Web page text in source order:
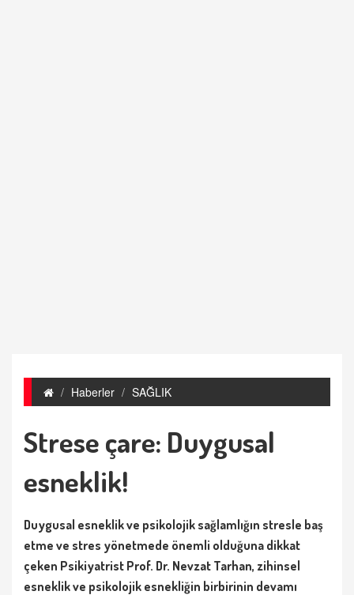
Haberler SAĞLIK
Strese çare: Duygusal
esneklik!
Duygusal esneklik ve psikolojik sağlamlığın stresle baş
etme ve stres yönetmede önemli olduğuna dikkat
çeken Psikiyatrist Prof. Dr. Nevzat Tarhan, zihinsel
esneklik ve psikolojik esnekliğin birbirinin devamı